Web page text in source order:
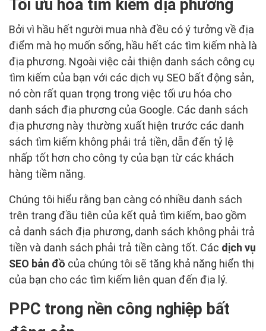
Tối ưu hóa tìm kiếm địa phương
Bởi vì hầu hết người mua nhà đều có ý tưởng về địa
điểm mà họ muốn sống, hầu hết các tìm kiếm nhà là
địa phương. Ngoài việc cải thiện danh sách công cụ
tìm kiếm của bạn với các dịch vụ SEO bất động sản,
nó còn rất quan trọng trong việc tối ưu hóa cho
danh sách địa phương của Google. Các danh sách
địa phương này thường xuất hiện trước các danh
sách tìm kiếm không phải trả tiền, dẫn đến tỷ lệ
nhấp tốt hơn cho công ty của bạn từ các khách
hàng tiềm năng.
Chúng tôi hiểu rằng bạn càng có nhiều danh sách
trên trang đầu tiên của kết quả tìm kiếm, bao gồm
cả danh sách địa phương, danh sách không phải trả
tiền và danh sách phải trả tiền càng tốt. Các dịch vụ
SEO bản đồ của chúng tôi sẽ tăng khả năng hiển thị
của bạn cho các tìm kiếm liên quan đến địa lý.
PPC trong nền công nghiệp bất